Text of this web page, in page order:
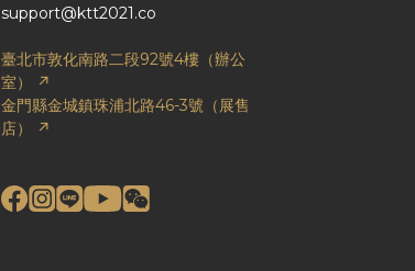
support@ktt2021.co
臺北市敦化南路二段92號4樓（辦公
室） ↗
金門縣金城鎮珠浦北路46-3號（展售
店） ↗